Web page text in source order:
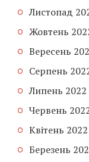
Листопад
Жовтень
Вересень
Серпень
Липень 2022
Червень
Квітень 2022
Березень